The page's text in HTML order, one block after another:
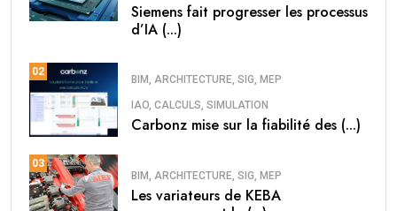
Siemens fait progresser les processus
d’IA (...)
02
BIM, ARCHITECTURE, SIG, MEP
IAO, CALCULS, SIMULATION
Carbonz mise sur la fiabilité des (...)
03
BIM, ARCHITECTURE, SIG, MEP
Les variateurs de KEBA